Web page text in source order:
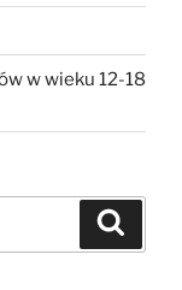
w wieku 12-18